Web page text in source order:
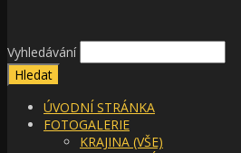
Vyhledávání
ÚVODNÍ STRÁNKA
FOTOGALERIE
KRAJINA (VŠE)